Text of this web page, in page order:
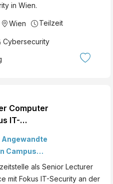
in Wien.
Wien Teilzeit
Cybersecurity
Computer
IT-
Campus
als Senior Lecturer
mit Fokus IT-Security an der